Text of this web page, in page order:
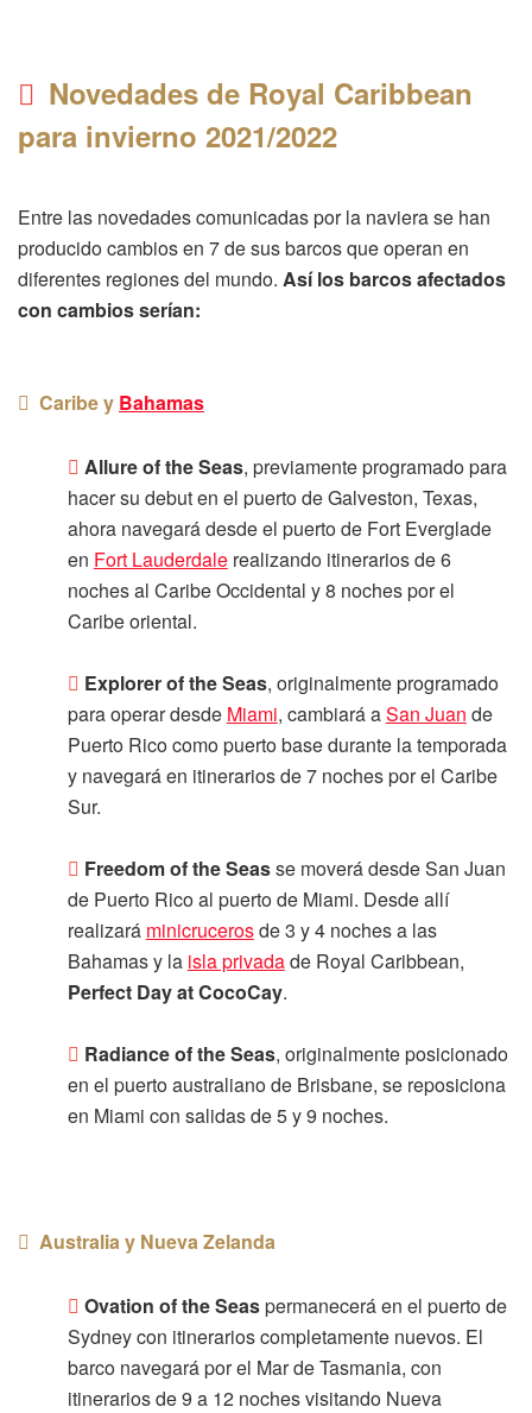
Novedades de Royal Caribbean
para invierno 2021/2022
Entre las novedades comunicadas por la naviera se han
producido cambios en 7 de sus barcos que operan en
diferentes regiones del mundo. Así los barcos afectados
con cambios serían:
Caribe y Bahamas
Allure of the Seas, previamente programado para
hacer su debut en el puerto de Galveston, Texas,
ahora navegará desde el puerto de Fort Everglade
en Fort Lauderdalerealizando itinerarios de 6
noches al Caribe Occidental y 8 noches por el
Caribe oriental.
Explorer of the Seas, originalmente programado
para operar desde Miami, cambiará aSan Juan de
Puerto Rico como puerto base durante la temporada
y navegará en itinerarios de 7 noches por el Caribe
Sur.
Freedom of the Seasse moverá desde San Juan
de Puerto Rico al puerto de Miami. Desde allí
realizará minicrucerosde 3 y 4 noches a las
Bahamas y la isla privadade Royal Caribbean,
Perfect Day at CocoCay.
Radiance of the Seas, originalmente posicionado
en el puerto australiano de Brisbane, se reposiciona
en Miami con salidas de 5 y 9 noches.
Australia y Nueva Zelanda
Ovation of the Seaspermanecerá en el puerto de
Sydney con itinerarios completamente nuevos. El
barco navegará por el Mar de Tasmania, con
itinerarios de 9 a 12 noches visitando Nueva